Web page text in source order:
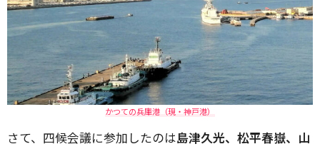
かつての兵庫港（現・神戸港）
さて、四候会議に参加したのは島津久光、松平春嶽、山